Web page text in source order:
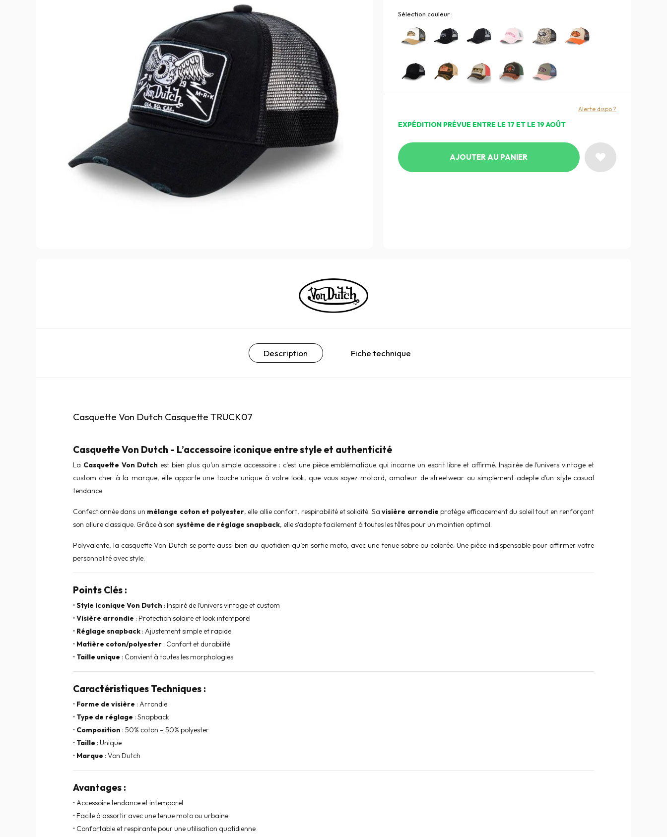
Sélection couleur :
EXPÉDITION PRÉVUE ENTRE LE 17 ET LE 19 AOÛT
Alerte dispo ?
AJOUTER AU PANIER
Description Fiche technique
Casquette Von Dutch Casquette TRUCK07
Casquette Von Dutch - L’accessoire iconique entre style et authenticité
La Casquette Von Dutch est bien plus qu’un simple accessoire : c’est une pièce emblématique qui incarne un esprit libre et affirmé. Inspirée de l’univers vintage et
custom cher à la marque, elle apporte une touche unique à votre look, que vous soyez motard, amateur de streetwear ou simplement adepte d’un style casual
tendance.
Confectionnée dans un mélange coton et polyester, elle allie confort, respirabilité et solidité. Savisière arrondie protège efficacement du soleil tout en renforçant
son allure classique. Grâce à son système de réglage snapback, elle s’adapte facilement à toutes les têtes pour un maintien optimal.
Polyvalente, la casquette Von Dutch se porte aussi bien au quotidien qu’en sortie moto, avec une tenue sobre ou colorée. Une pièce indispensable pour affirmer votre
personnalité avec style.
Points Clés :
•Style iconique Von Dutch : Inspiré de l’univers vintage et custom
•Visière arrondie : Protection solaire et look intemporel
• Réglage snapback : Ajustement simple et rapide
• Matière coton/polyester : Confort et durabilité
• Taille unique : Convient à toutes les morphologies
Caractéristiques Techniques :
• Forme de visière : Arrondie
• Type de réglage : Snapback
• Composition : 50% coton – 50% polyester
• Taille : Unique
• Marque : Von Dutch
Avantages :
• Accessoire tendance et intemporel
• Facile à assortir avec une tenue moto ou urbaine
• Confortable et respirante pour une utilisation quotidienne